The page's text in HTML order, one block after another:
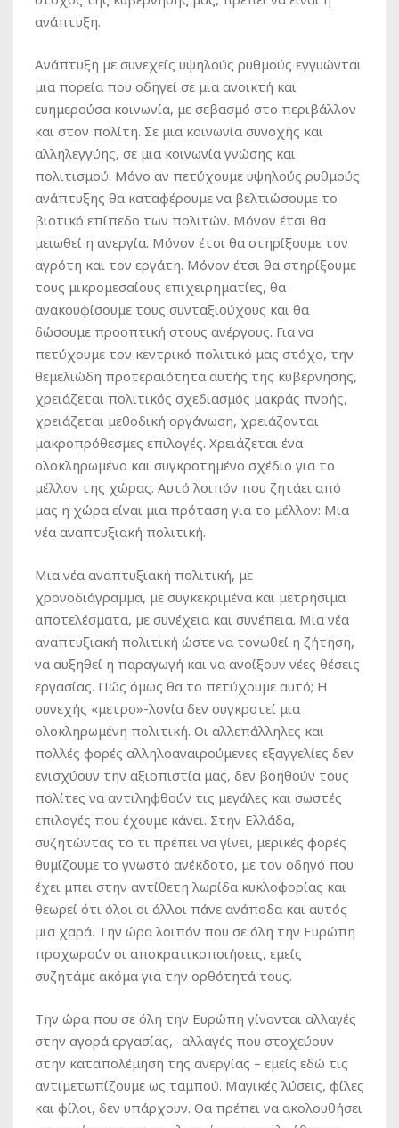
ανάπτυξη.
Ανάπτυξη με συνεχείς υψηλούς ρυθμούς εγγυώνται
μια πορεία που οδηγεί σε μια ανοικτή και
ευημερούσα κοινωνία, με σεβασμό στο περιβάλλον
και στον πολίτη. Σε μια κοινωνία συνοχής και
αλληλεγγύης, σε μια κοινωνία γνώσης και
πολιτισμού. Μόνο αν πετύχουμε υψηλούς ρυθμούς
ανάπτυξης θα καταφέρουμε να βελτιώσουμε το
βιοτικό επίπεδο των πολιτών. Μόνον έτσι θα
μειωθεί η ανεργία. Μόνον έτσι θα στηρίξουμε τον
αγρότη και τον εργάτη. Μόνον έτσι θα στηρίξουμε
τους μικρομεσαίους επιχειρηματίες, θα
ανακουφίσουμε τους συνταξιούχους και θα
δώσουμε προοπτική στους ανέργους. Για να
πετύχουμε τον κεντρικό πολιτικό μας στόχο, την
θεμελιώδη προτεραιότητα αυτής της κυβέρνησης,
χρειάζεται πολιτικός σχεδιασμός μακράς πνοής,
χρειάζεται μεθοδική οργάνωση, χρειάζονται
μακροπρόθεσμες επιλογές. Χρειάζεται ένα
ολοκληρωμένο και συγκροτημένο σχέδιο για το
μέλλον της χώρας. Αυτό λοιπόν που ζητάει από
μας η χώρα είναι μια πρόταση για το μέλλον: Μια
νέα αναπτυξιακή πολιτική.
Μια νέα αναπτυξιακή πολιτική, με
χρονοδιάγραμμα, με συγκεκριμένα και μετρήσιμα
αποτελέσματα, με συνέχεια και συνέπεια. Μια νέα
αναπτυξιακή πολιτική ώστε να τονωθεί η ζήτηση,
να αυξηθεί η παραγωγή και να ανοίξουν νέες θέσεις
εργασίας. Πώς όμως θα το πετύχουμε αυτό; Η
συνεχής «μετρο»-λογία δεν συγκροτεί μια
ολοκληρωμένη πολιτική. Οι αλλεπάλληλες και
πολλές φορές αλληλοαναιρούμενες εξαγγελίες δεν
ενισχύουν την αξιοπιστία μας, δεν βοηθούν τους
πολίτες να αντιληφθούν τις μεγάλες και σωστές
επιλογές που έχουμε κάνει. Στην Ελλάδα,
συζητώντας το τι πρέπει να γίνει, μερικές φορές
θυμίζουμε το γνωστό ανέκδοτο, με τον οδηγό που
έχει μπει στην αντίθετη λωρίδα κυκλοφορίας και
θεωρεί ότι όλοι οι άλλοι πάνε ανάποδα και αυτός
μια χαρά. Την ώρα λοιπόν που σε όλη την Ευρώπη
προχωρούν οι αποκρατικοποιήσεις, εμείς
συζητάμε ακόμα για την ορθότητά τους.
Την ώρα που σε όλη την Ευρώπη γίνονται αλλαγές
στην αγορά εργασίας, -αλλαγές που στοχεύουν
στην καταπολέμηση της ανεργίας – εμείς εδώ τις
αντιμετωπίζουμε ως ταμπού. Μαγικές λύσεις, φίλες
και φίλοι, δεν υπάρχουν. Θα πρέπει να ακολουθήσει